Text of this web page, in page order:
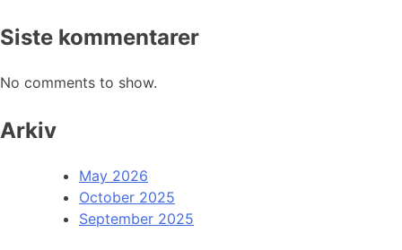
Siste kommentarer
No comments to show.
Arkiv
May 2026
October 2025
September 2025